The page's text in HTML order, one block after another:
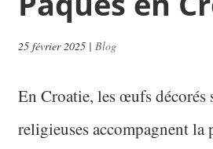
25 février 2025 | Blog
En Croatie, les œufs
religieuses accompagnent la